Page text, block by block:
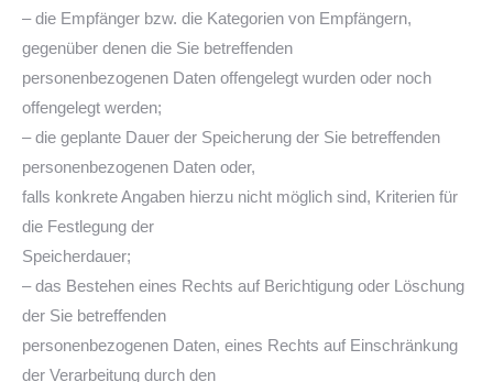
– die Empfänger bzw. die Kategorien von Empfängern,
gegenüber denen die Sie betreffenden
personenbezogenen Daten offengelegt wurden oder noch
offengelegt werden;
– die geplante Dauer der Speicherung der Sie betreffenden
personenbezogenen Daten oder,
falls konkrete Angaben hierzu nicht möglich sind, Kriterien für
die Festlegung der
Speicherdauer;
– das Bestehen eines Rechts auf Berichtigung oder Löschung
der Sie betreffenden
personenbezogenen Daten, eines Rechts auf Einschränkung
der Verarbeitung durch den